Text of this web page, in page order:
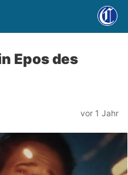
Epos des
vor 1 Jahr